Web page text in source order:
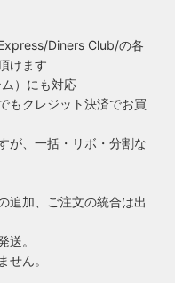
Diners Club/の各
けます
）にも対応
もクレジット決済でお買
が、一括・リボ・分割な
追加、ご注文の統合は出
送。
せん。